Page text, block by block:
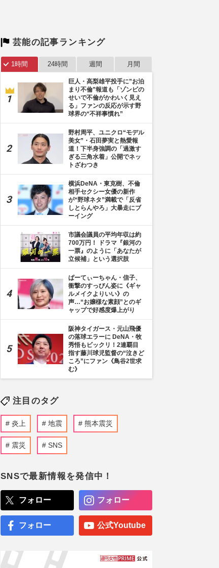
芸能の記事ランキング
1時間 24時間 週間 月間
巨人・高梨雄平投手に”お泊
まり不倫”報道も「ゾンビの
せいで不倫がかわいく見え
る」ファンの反応が示す野
球界の“不祥事慣れ”
野村周平、ユニクロ“モデル
美女”・石田夢実と熱愛報
道！下半身強調の「過激す
ぎる三角水着」公開でネッ
トざわつき
横浜DeNA・東克樹、不倫
相手セクシー女優の新作
が“野球ネタ”満載で「反省
しとらんやろ」大暴走にブ
ーイング
市議会議員の平均年収は約
700万円！ ドラマ『銀河の
一票』のように「あなたが
立候補」という選択肢
ぱーてぃーちゃん・信子、
衝撃のすっぴん姿に《ギャ
ルメイクよりいい》の
声…“お嬢様な素顔”とのギ
ャップで好感度爆上がり
阪神タイガース・元山飛優
の落球エラーに DeNA・牧
秀悟もビックリ！2連覇目
指す藤川球児監督の“泣きど
ころ”にファン《鳥谷2世求
む》
注目のタグ
炎上 地震 熊本震災
震災 SNS
SNSで最新情報を発信中！
フォロー フォロー
フォロー 公式Youtube